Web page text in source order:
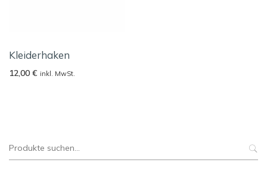
Kleiderhaken
12,00 € inkl. MwSt.
Suche